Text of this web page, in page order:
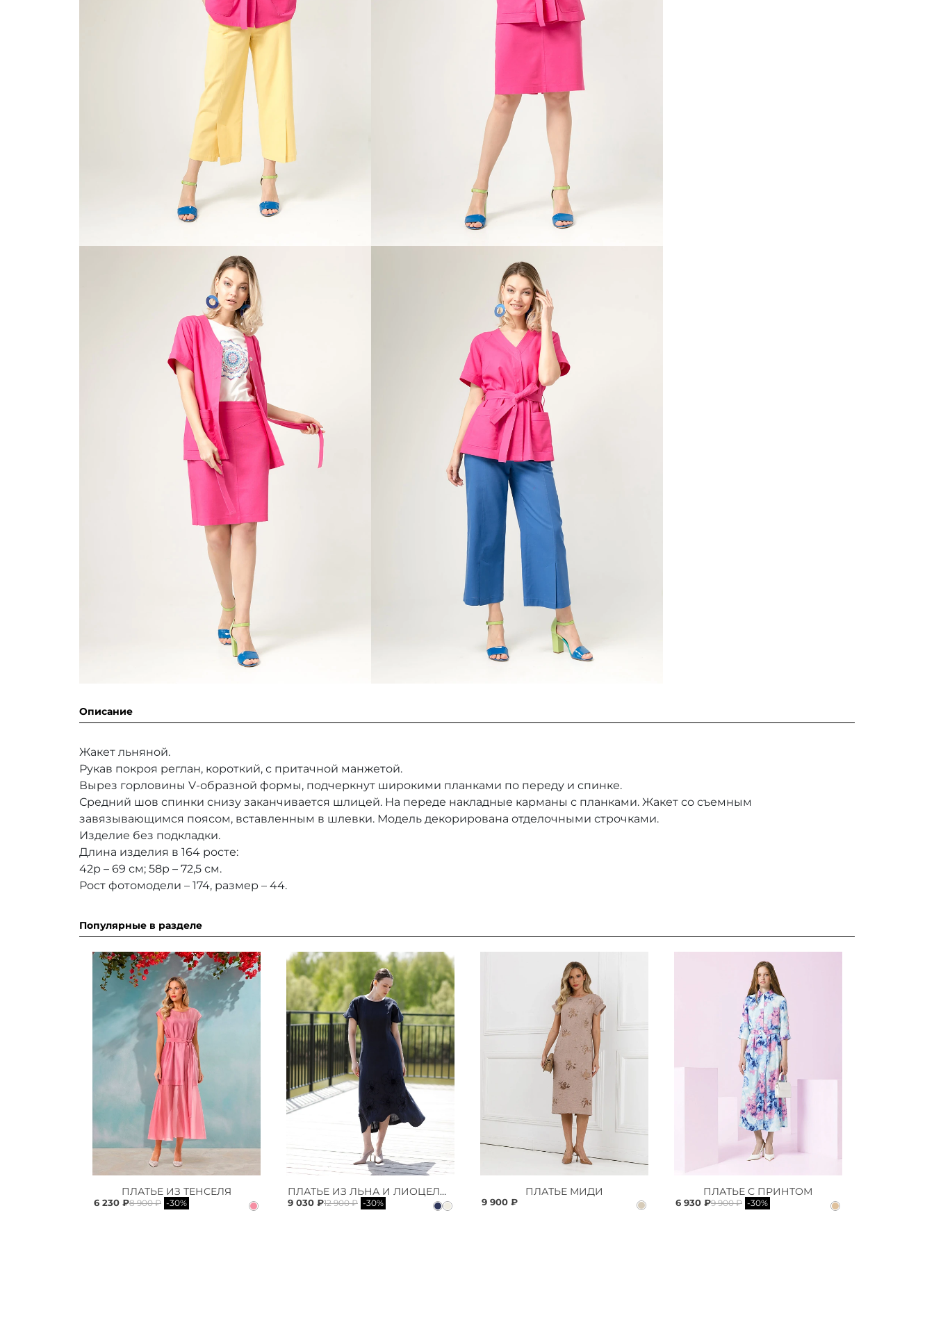
Описание
Жакет льняной.
Рукав покроя реглан, короткий, с притачной манжетой.
Вырез горловины V-образной формы, подчеркнут широкими планками по переду и спинке.
Средний шов спинки снизу заканчивается шлицей. На переде накладные карманы с планками. Жакет со съемным
завязывающимся поясом, вставленным в шлевки. Модель декорирована отделочными строчками.
Изделие без подкладки.
Длина изделия в 164 росте:
42р – 69 см; 58р – 72,5 см.
Рост фотомодели – 174, размер – 44.
Популярные в разделе
ПЛАТЬЕ ИЗ ТЕНСЕЛЯ
6 230 ₽8 900 ₽ -30%
ПЛАТЬЕ ИЗ ЛЬНА И ЛИОЦЕЛЛА
9 030 ₽12 900 ₽ -30%
ПЛАТЬЕ МИДИ
9 900 ₽
ПЛАТЬЕ С ПРИНТОМ
6 930 ₽9 900 ₽ -30%